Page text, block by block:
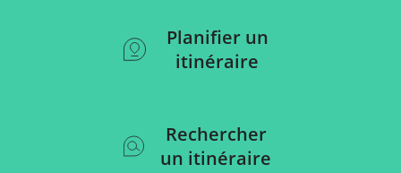
Planifier un
itinéraire
Rechercher
un itinéraire